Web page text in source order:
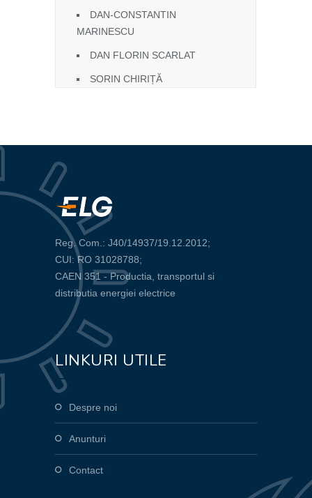
DAN-CONSTANTIN
MARINESCU
DAN FLORIN SCARLAT
SORIN CHIRIȚĂ
Reg. Com.: J40/14937/19.12.2012;
CUI: RO 31028788;
CAEN 351 - Productia, transportul si
distributia energiei electrice
LINKURI UTILE
Despre noi
Anunturi
Contact